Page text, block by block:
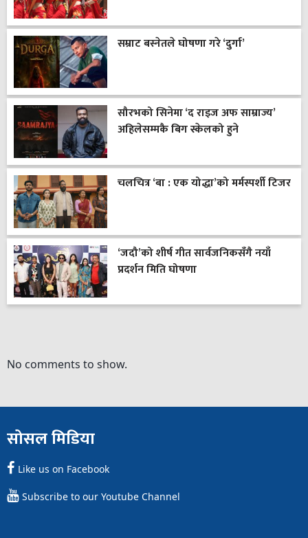
सम्राट बस्नेतले घोषणा गरे ‘दुर्गा’
सौरभको सिनेमा ‘द राइज अफ साम्राज्य’
अहिलेसम्मकै बिग स्केलको हुने
चलचित्र ‘बा : एक योद्धा’को मर्मस्पर्शी टिजर
‘जदौ’को शीर्ष गीत सार्वजनिकसँगै नयाँ
प्रदर्शन मिति घोषणा
No comments to show.
सोसल मिडिया
Like us on Facebook
Subscribe to our Youtube Channel